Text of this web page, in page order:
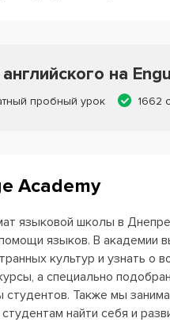
на
пробный урок 1662
Academy
языковой школы в
языков. В академии
культур и узнать о
а специально
студентов. Также мы
найти себя и